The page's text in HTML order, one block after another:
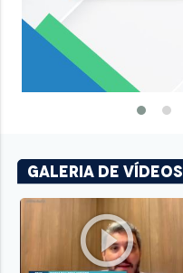
Galeria de Vídeos
play_circle_outline